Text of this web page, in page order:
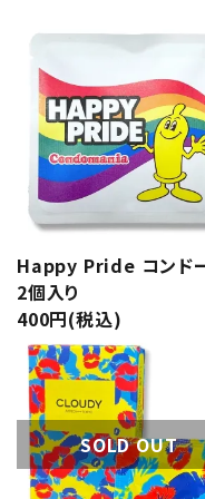
Happy Pride コンド
2個入り
400円(税込)
SOLD OUT